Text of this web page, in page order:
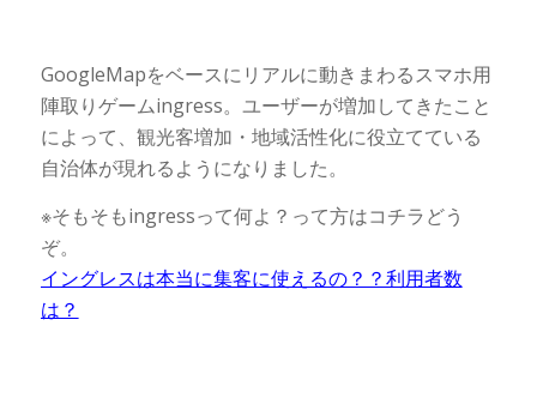
GoogleMapをベースにリアルに動きまわるスマホ用
陣取りゲームingress。ユーザーが増加してきたこと
によって、観光客増加・地域活性化に役立てている
自治体が現れるようになりました。
※そもそもingressって何よ？って方はコチラどう
ぞ。
イングレスは本当に集客に使えるの？？利用者数
は？